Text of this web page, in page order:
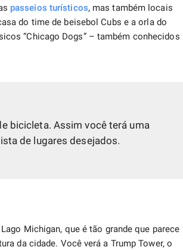
passeios turísticos, mas também locais
do time de beisebol Cubs e a orla do
“Chicago Dogs” – também conhecidos
bicicleta. Assim você terá uma
de lugares desejados.
Michigan, que é tão grande que parece
da cidade. Você verá a Trump Tower, o